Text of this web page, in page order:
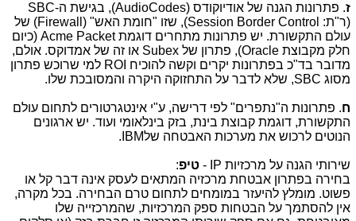
ז. פתרונות הגנה של אודיוקודס (AudioCodes), בגישת ה-SBC
(ר"ת: Session Border Control), שזו "חומת האש" ( Firewall) של
עולם התקשורת. יש פתרונות מתחרים דוגמתAcme Packet (כיום
חלק מקבוצת (Oracle, פתרון של Subex או זה של אמדוקס. אולם,
מדובר בד"כ בפתרונות יקרים וקשה להוכיח ROI למי שרוכש פתרון
מסוג SBC, שלא לדבר על התחזוקה היקרה והמסובכת שלו.
ח. פתרונות ה"נתפרים" לפי דרישה, ע"י אינטגרטורים לתחום עולם
התקשורת, דוגמת קבוצת בינת, בזק בינלאומי ועוד. יש ארגונים
הנוטים לרכוש את מערכות האבטחה של.IBM
שירותי הגנה על מרכזיות IP
- טיפ:
בחירה בפתרון אבטחת מרכזיה המתאים לעסק אינה דבר קל או
פשוט. מומלץ להיעזר במומחים לתחום טרם הבחירה. בכל מקרה,
אין להסתמך על הבטחות ספק המרכזיות, שהמרכזייה שלו